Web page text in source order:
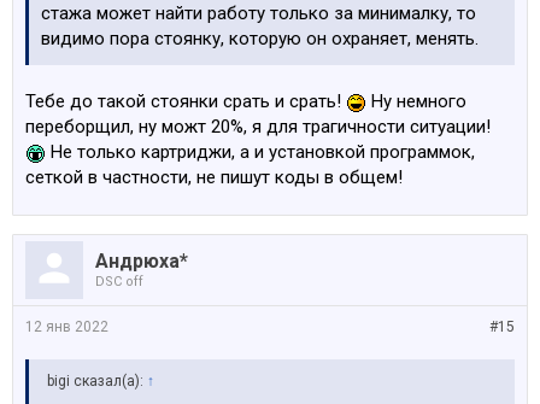
стажа может найти работу только за минималку, то
видимо пора стоянку, которую он охраняет, менять.
Тебе до такой стоянки срать и срать!
Ну немного
переборщил, ну можт 20%, я для трагичности ситуации!
Не только картриджи, а и установкой программок,
сеткой в частности, не пишут коды в общем!
Андрюха*
DSC off
#15
12 янв 2022
bigi сказал(а): ↑